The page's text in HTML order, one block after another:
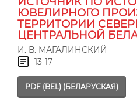
ЮВЕЛИРНОГО
ТЕРРИТОРИИ
ЦЕНТРАЛЬНОЙ
И. В. МАГАЛИНСКИЙ
13-17
PDF (BEL) (БЕЛАРУСКАЯ)